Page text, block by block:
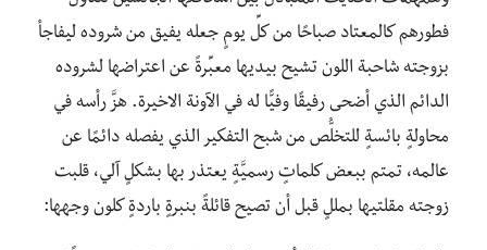
فطورهم كالمعتاد صباحًا من كلِّ يومٍ جعله يفيق من شروده ليفاجأ
بزوجته شاحبة اللون تشيح بيديها معبِّرةً عن اعتراضها لشروده
الدائم الذي أضحى رفيقًا وفيًّا له في الآونة الاخيرة. هزَّ رأسه في
محاولةٍ بائسةٍ للتخلُّص من شبح التفكير الذي يفصله دائمًا عن
عالمه، تمتم ببعض كلماتٍ رسميَّةٍ يعتذر بها بشكلٍ آلي، قلبت
زوجته مقلتيها بمللٍ قبل أن تصيح قائلةً بنبرةٍ باردةٍ كلون وجهها: